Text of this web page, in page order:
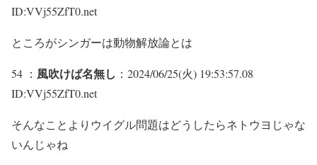
ID:VVj55ZfT0.net
ところがシンガーは動物解放論とは
54 ： 風吹けば名無し ：2024/06/25(火) 19:53:57.08
ID:VVj55ZfT0.net
そんなことよりウイグル問題はどうしたらネトウヨじゃな
いんじゃね